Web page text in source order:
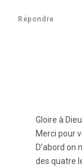
Répondre
Gloire à Dieu
Merci pour
D’abord on
des quatre